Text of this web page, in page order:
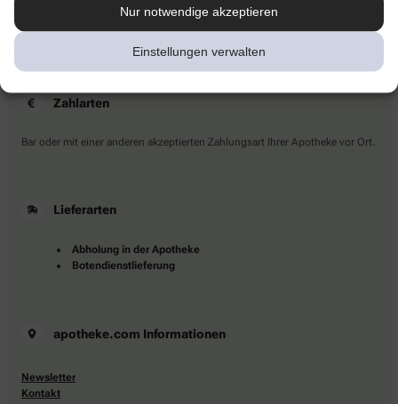
Nur notwendige akzeptieren
Einstellungen verwalten
Kontaktieren Sie uns direkt.
Zahlarten
Bar oder mit einer anderen akzeptierten Zahlungsart Ihrer Apotheke vor Ort.
Lieferarten
Abholung in der Apotheke
Botendienstlieferung
apotheke.com Informationen
Newsletter
Kontakt